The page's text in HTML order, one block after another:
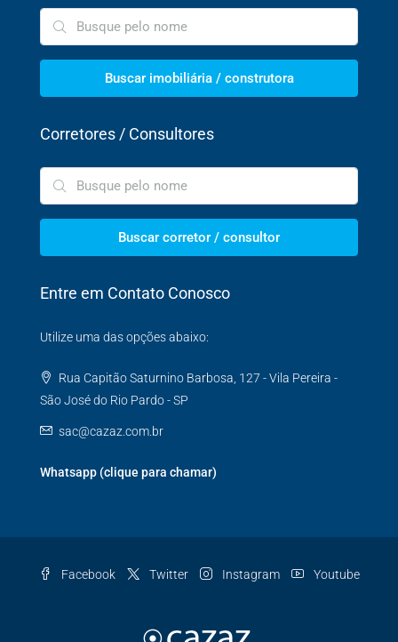
Buscar imobiliária / construtora
Corretores / Consultores
Buscar corretor / consultor
Entre em Contato Conosco
Utilize uma das opções abaixo:
Rua Capitão Saturnino Barbosa, 127 - Vila Pereira -
São José do Rio Pardo - SP
sac@cazaz.com.br
Whatsapp (clique para chamar)
Facebook Twitter Instagram Youtube